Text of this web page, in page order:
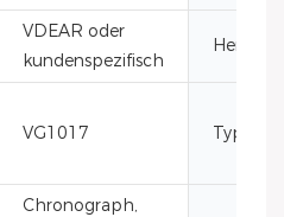
VDEAR oder
kundenspezifisch
VG1017 Typ:
Chronograph,